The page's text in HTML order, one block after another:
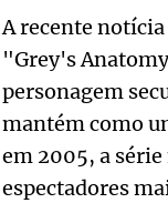
A recente
"Grey's
personagem
mantém como
em 2005, a
espectadores